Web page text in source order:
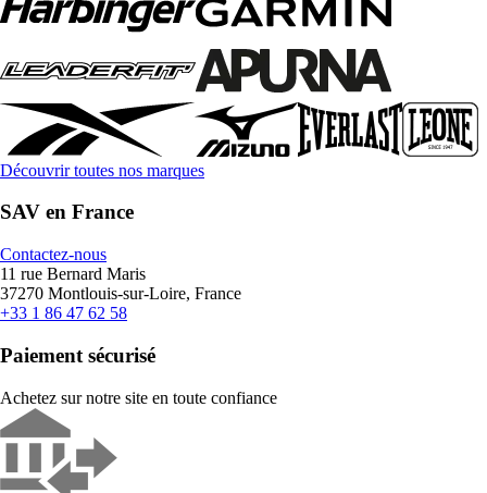
Découvrir toutes nos marques
SAV en France
Contactez-nous
11 rue Bernard Maris
37270 Montlouis-sur-Loire, France
+33 1 86 47 62 58
Paiement sécurisé
Achetez sur notre site en toute confiance